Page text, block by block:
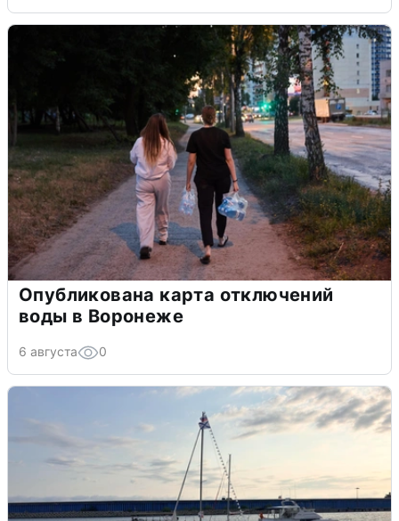
Опубликована карта отключений
воды в Воронеже
6 августа 0